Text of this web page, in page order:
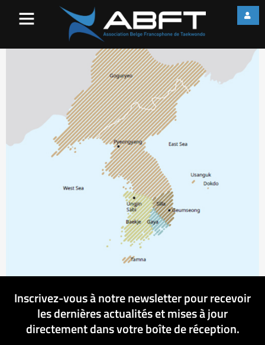
Inscrivez-vous à notre newsletter pour recevoir
les dernières actualités et mises à jour
directement dans votre boîte de réception.